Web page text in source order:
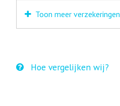
Toon meer verzekeringen
Hoe vergelijken wij?